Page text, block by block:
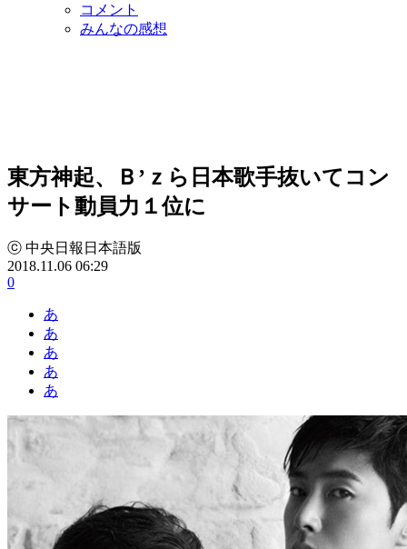
コメント
みんなの感想
東方神起、Ｂ’ｚら日本歌手抜いてコン
サート動員力１位に
ⓒ 中央日報日本語版
2018.11.06 06:29
0
あ
あ
あ
あ
あ